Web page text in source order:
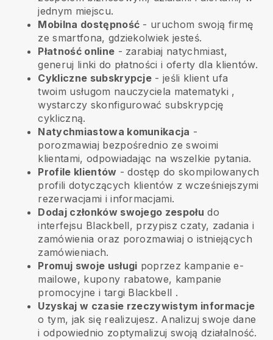
jednym miejscu.
Mobilna dostępność - uruchom swoją firmę
ze smartfona, gdziekolwiek jesteś.
Płatność online - zarabiaj natychmiast,
generuj linki do płatności i oferty dla klientów.
Cykliczne subskrypcje -jeśli klient ufa
twoim usługom nauczyciela matematyki ,
wystarczy skonfigurować subskrypcję
cykliczną.
Natychmiastowa komunikacja -
porozmawiaj bezpośrednio ze swoimi
klientami, odpowiadając na wszelkie pytania.
Profile klientów - dostęp do skompilowanych
profili dotyczących klientów z wcześniejszymi
rezerwacjami i informacjami.
Dodaj członków swojego zespołu do
interfejsu Blackbell, przypisz czaty, zadania i
zamówienia oraz porozmawiaj o istniejących
zamówieniach.
Promuj swoje usługi poprzez kampanie e-
mailowe, kupony rabatowe, kampanie
promocyjne i targi Blackbell .
Uzyskaj w czasie rzeczywistym informacje
o tym, jak się realizujesz. Analizuj swoje dane
i odpowiednio zoptymalizuj swoją działalność.